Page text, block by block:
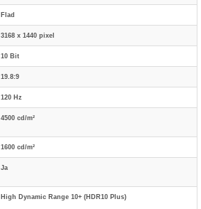
Flad
3168 x 1440 pixel
10 Bit
19.8:9
120 Hz
4500 cd/m²
1600 cd/m²
Ja
High Dynamic Range 10+ (HDR10 Plus)